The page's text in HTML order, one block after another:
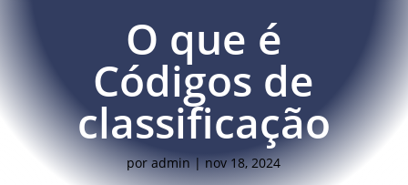
O que é
Códigos de
classificação
poradmin|nov 18, 2024